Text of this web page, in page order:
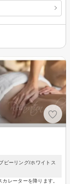
ピーリング/ホワイトス
レーターを降ります。